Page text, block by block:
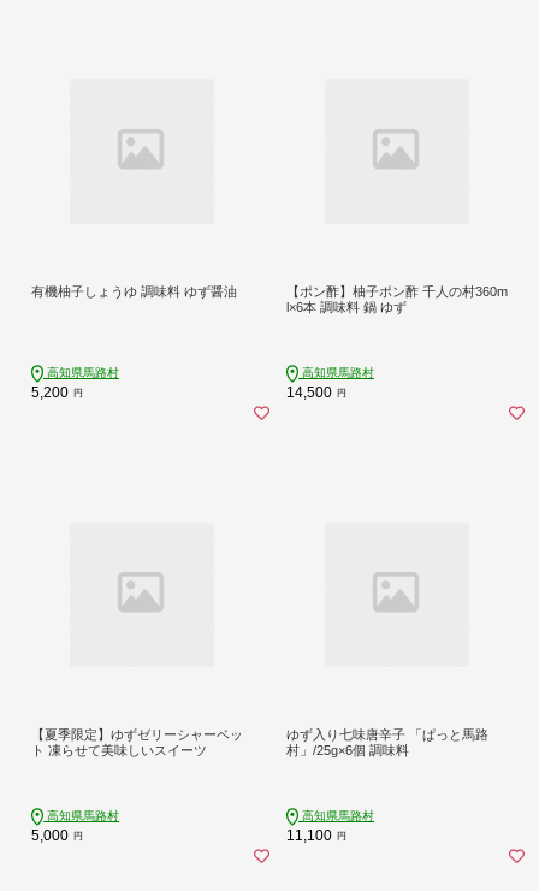
有機柚子しょうゆ 調味料 ゆず醤油
高知県馬路村
5,200 円
【ポン酢】柚子ポン酢 千人の村360m
l×6本 調味料 鍋 ゆず
高知県馬路村
14,500 円
【夏季限定】ゆずゼリーシャーベッ
ト 凍らせて美味しいスイーツ
高知県馬路村
5,000 円
ゆず入り七味唐辛子 「ぱっと馬路
村」/25g×6個 調味料
高知県馬路村
11,100 円